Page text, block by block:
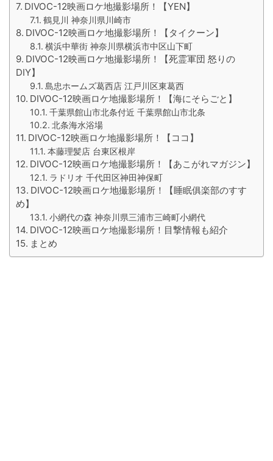
DIVOC-12映画ロケ地撮影場所！【YEN】
鶴見川 神奈川県川崎市
DIVOC-12映画ロケ地撮影場所！【タイクーン】
横浜中華街 神奈川県横浜市中区山下町
DIVOC-12映画ロケ地撮影場所！【死霊軍団 怒りの
DIY】
島忠ホームズ葛西店 江戸川区東葛西
DIVOC-12映画ロケ地撮影場所！【海にそらごと】
千葉県館山市北条付近 千葉県館山市北条
北条海水浴場
DIVOC-12映画ロケ地撮影場所！【ココ】
本藤理髪店 台東区根岸
DIVOC-12映画ロケ地撮影場所！【あこがれマガジン】
ラドリオ 千代田区神田神保町
DIVOC-12映画ロケ地撮影場所！【睡眠俱楽部のすす
め】
小網代の森 神奈川県三浦市三崎町小網代
DIVOC-12映画ロケ地撮影場所！目撃情報も紹介
まとめ